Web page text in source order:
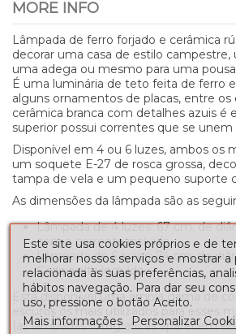
MORE INFO
Lâmpada de ferro forjado e cerâmica
decorar uma casa de estilo campestre,
uma adega ou mesmo para uma
É uma luminária de teto feita de ferro
alguns ornamentos de placas, entre os
cerâmica branca com detalhes azuis é
superior possui correntes que se unem
Disponível em 4 ou 6 luzes, ambos os
um soquete E-27 de rosca grossa,
tampa de vela e um pequeno suporte
As dimensões da lâmpada são as
Lâmpada de 4 luzes: 67 cm. de
com a corrente incluída.
Lâmpada de 6 luzes: 74 cm. de
Cadeia alta incluída.
Está disponível uma ampla gama de
escuros os mais utilizados para esses
(as lâmpadas fotográficas aparecem
Este site usa cookies próprios e de
melhorar nossos serviços e mostrar a
relacionada às suas preferências,
hábitos navegação. Para dar seu
uso, pressione o botão Aceito.
Mais informações
Personalizar